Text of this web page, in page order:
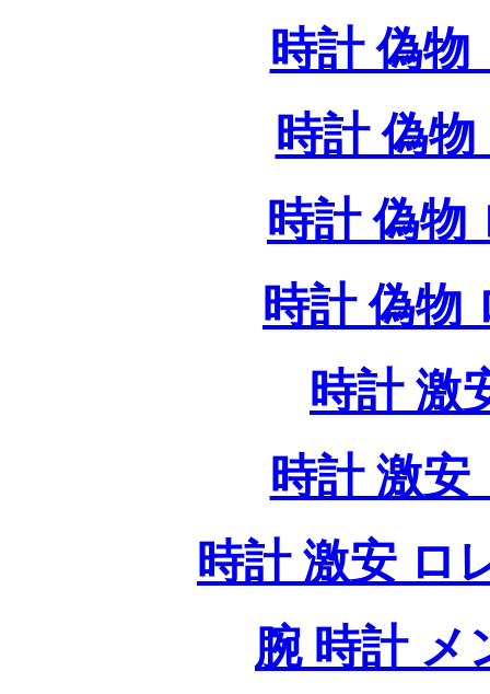
時計 偽物
時計 偽
時計 偽物
時計 偽物
時計 激
時計 激安
時計 激安 ロ
腕 時計 メ